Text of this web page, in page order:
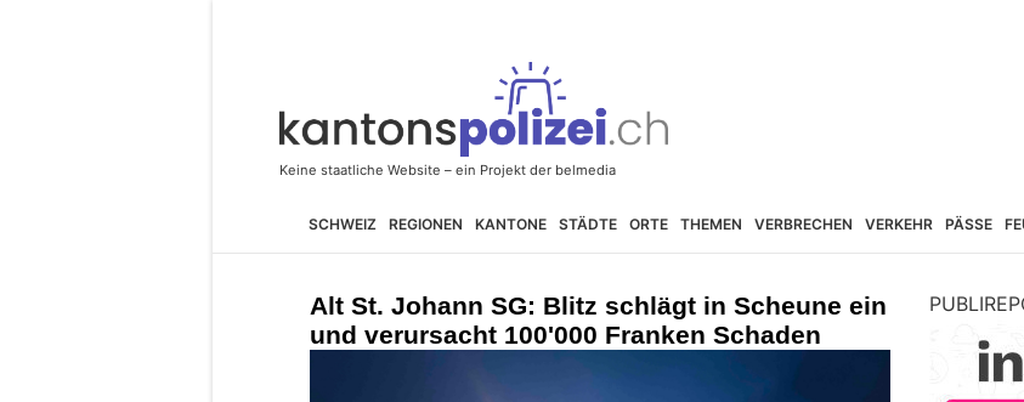
SCHWEIZ REGIONEN KANTONE STÄDTE ORTE THEMEN VERBRECHEN VERKEHR PÄSSE
Alt St. Johann SG: Blitz schlägt in Scheune ein
und verursacht 100'000 Franken Schaden